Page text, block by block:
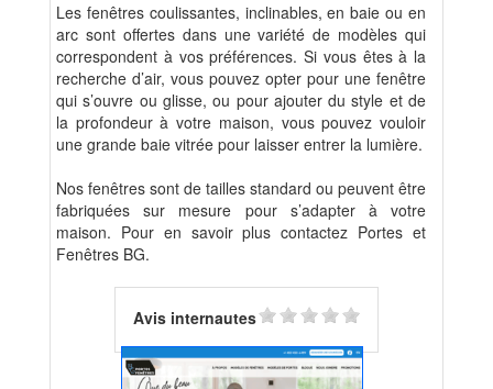
Les fenêtres coulissantes, inclinables, en baie ou en
arc sont offertes dans une variété de modèles qui
correspondent à vos préférences. Si vous êtes à la
recherche d’air, vous pouvez opter pour une fenêtre
qui s’ouvre ou glisse, ou pour ajouter du style et de
la profondeur à votre maison, vous pouvez vouloir
une grande baie vitrée pour laisser entrer la lumière.
Nos fenêtres sont de tailles standard ou peuvent être
fabriquées sur mesure pour s’adapter à votre
maison. Pour en savoir plus contactez Portes et
Fenêtres BG.
Avis internautes